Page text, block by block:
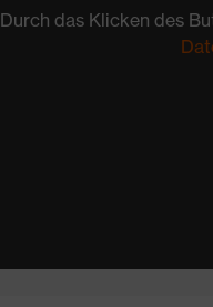
Durch das Klicken des